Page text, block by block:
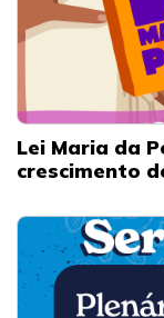
Lei Maria da
crescimento